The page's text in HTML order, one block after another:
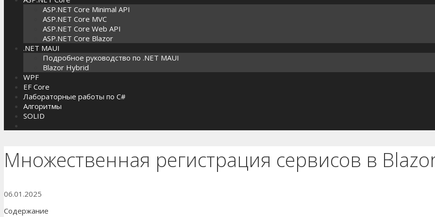
ASP.NET Core Minimal API
ASP.NET Core MVC
ASP.NET Core Web API
ASP.NET Core Blazor
.NET MAUI
Подробное руководство по .NET MAUI
Blazor Hybrid
WPF
EF Core
Лабораторные работы по C#
Алгоритмы
SOLID
Множественная регистрация сервисов в
06.01.2025
Содержание